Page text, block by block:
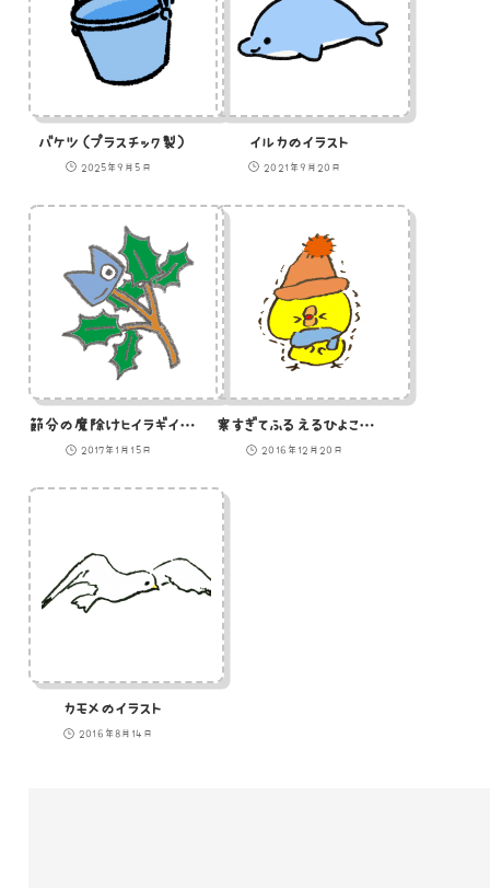
バケツ（プラスチック製）
2025年9月5日
イルカのイラスト
2021年9月20日
節分の魔除けヒイラギイワシのイラスト
2017年1月15日
寒すぎてふるえるひよこのイラスト
2016年12月20日
カモメのイラスト
2016年8月14日